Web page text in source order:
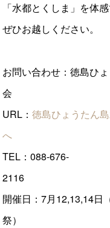
「水都とくしま」を体
ぜひお越しください。
お問い合わせ：徳島ひ
URL：徳島ひょうたん
へ
TEL：088-676-
開催日：7月12,13,14日